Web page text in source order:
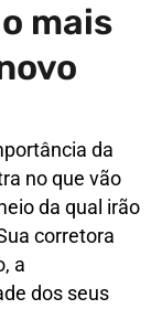
mais
da
no que vão
da qual irão
corretora
a
dos seus